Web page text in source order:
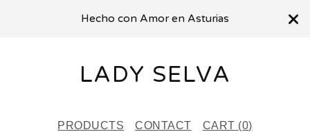
Hecho con Amor en Asturias
LADY SELVA
PRODUCTS CONTACT CART (0)